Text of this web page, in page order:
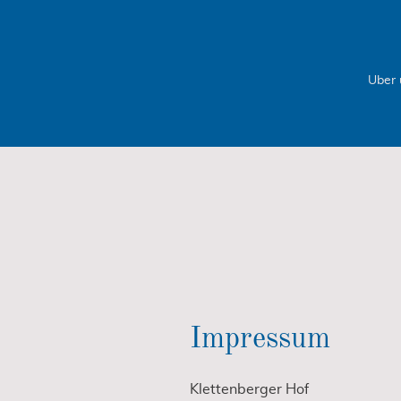
Über
Impressum
Klettenberger Hof